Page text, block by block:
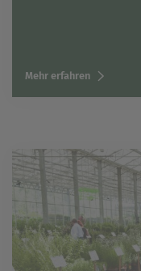
Mehr erfahren